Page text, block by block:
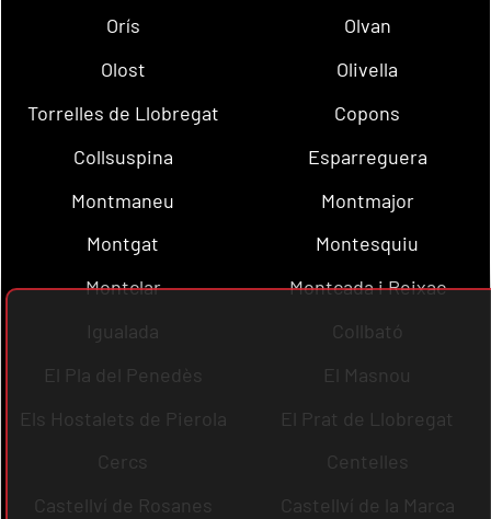
Orís
Olvan
Olost
Olivella
Torrelles de Llobregat
Copons
Collsuspina
Esparreguera
Montmaneu
Montmajor
Montgat
Montesquiu
Montclar
Montcada i Reixac
Igualada
Collbató
El Pla del Penedès
El Masnou
Els Hostalets de Pierola
El Prat de Llobregat
Cercs
Centelles
Castellví de Rosanes
Castellví de la Marca